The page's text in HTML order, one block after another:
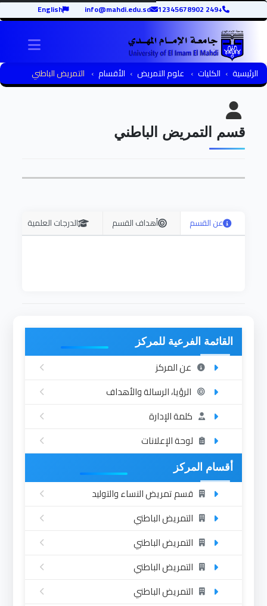
+249 12345678902
info@mahdi.edu.sd
English
الرئيسية الكليات علوم التمريض الأقسام التمريض الباطني
قسم التمريض الباطني
عن القسم أهداف القسم الدرجات العلمية
القائمة الفرعية للمركز
عن المركز
الرؤيا، الرسالة والأهداف
كلمة الإدارة
لوحة الإعلانات
أقسام المركز
قسم تمريض النساء والتوليد
التمريض الباطني
التمريض الباطني
التمريض الباطني
التمريض الباطني